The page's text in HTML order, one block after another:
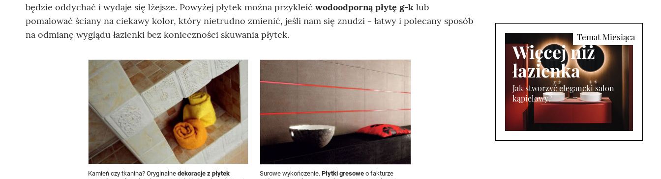
będzie oddychać i wydaje się lżejsze. Powyżej płytek można przykleić wodoodporną płytę g-k lub
pomalować ściany na ciekawy kolor, który nietrudno zmienić, jeśli nam się znudzi - łatwy i polecany sposób
na odmianę wyglądu łazienki bez konieczności skuwania płytek.
Kamień czy tkanina? Oryginalne dekoracje z płytek
Surowe wykończenie. Płytki gresoweo fakturze
Więcej niż
łazienka
Jak stworzyć elegancki salon
kąpielowy?